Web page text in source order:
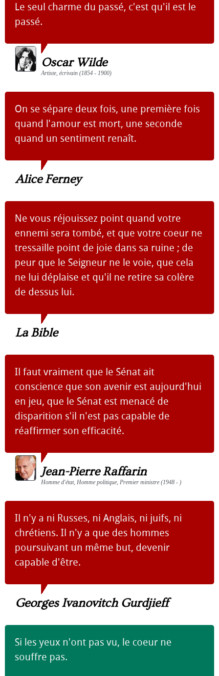
Le seul charme du passé, c'est qu'il est le
passé.
Oscar Wilde
Artiste, écrivain (1854 - 1900)
On se sépare deux fois, une première fois
quand l'amour est mort, une seconde
quand un sentiment renaît.
Alice Ferney
Ne vous réjouissez point quand votre
ennemi sera tombé, et que votre coeur ne
tressaille point de joie dans sa ruine ; de
peur que le Seigneur ne le voie, que cela
ne lui déplaise et qu'il ne retire sa colère
de dessus lui.
La Bible
Il faut vraiment que le Sénat ait
conscience que son avenir est aujourd'hui
en jeu, que le Sénat est menacé de
disparition s'il n'est pas capable de
réaffirmer son efficacité.
Jean-Pierre Raffarin
Homme d'état, Homme politique, Premier ministre (1948 - )
Il n'y a ni Russes, ni Anglais, ni juifs, ni
chrétiens. Il n'y a que des hommes
poursuivant un même but, devenir
capable d'être.
Georges Ivanovitch Gurdjieff
Si les yeux n'ont pas vu, le coeur ne
souffre pas.